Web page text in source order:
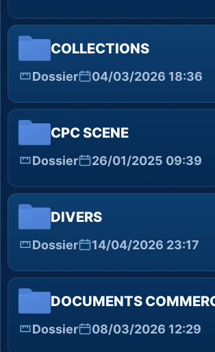
COLLECTIONS
Dossier 04/03/2026 18:36
CPC SCENE
Dossier 26/01/2025 09:39
DIVERS
Dossier 14/04/2026 23:17
DOCUMENTS
Dossier 08/03/2026 12:29